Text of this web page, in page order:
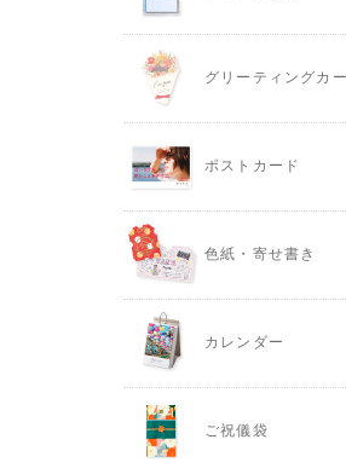
グリーティングカ
ポストカード
色紙・寄せ書き
カレンダー
ご祝儀袋